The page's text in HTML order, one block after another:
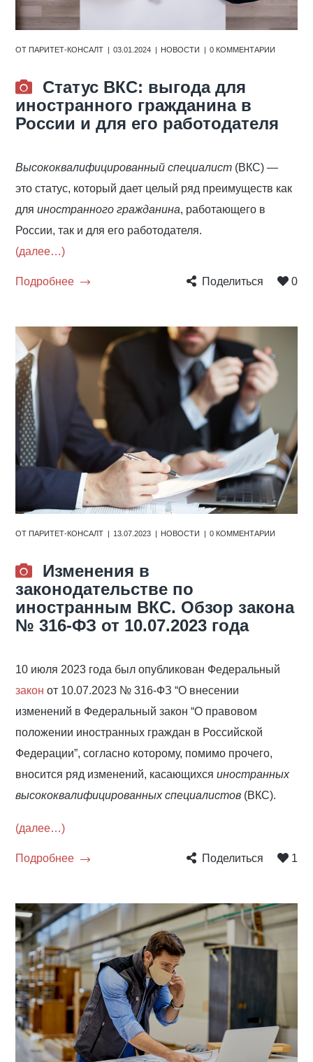
ОТПАРИТЕТ-КОНСАЛТ 03.01.2024 НОВОСТИ 0 КОММЕНТАРИИ
Статус ВКС: выгода для
иностранного гражданина в
России и для его работодателя
Высококвалифицированный специалист (ВКС) —
это статус, который дает целый ряд преимуществ как
дляиностранного гражданина, работающего в
России, так и для его работодателя.
(далее…)
Подробнее Поделиться 0
ОТ ПАРИТЕТ-КОНСАЛТ 13.07.2023 НОВОСТИ 0 КОММЕНТАРИИ
Изменения в
законодательстве по
иностранным ВКС. Обзор закона
№ 316-ФЗ от 10.07.2023 года
10 июля 2023 года был опубликован Федеральный
закон от 10.07.2023 № 316-ФЗ “О внесении
изменений в Федеральный закон “О правовом
положении иностранных граждан в Российской
Федерации”, согласно которому, помимо прочего,
вносится ряд изменений, касающихсяиностранных
высококвалифицированных специалистов (ВКС).
(далее…)
Подробнее Поделиться 1